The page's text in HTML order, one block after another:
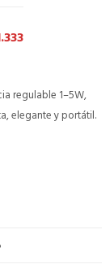
regulable 1–5W,
elegante y portátil.